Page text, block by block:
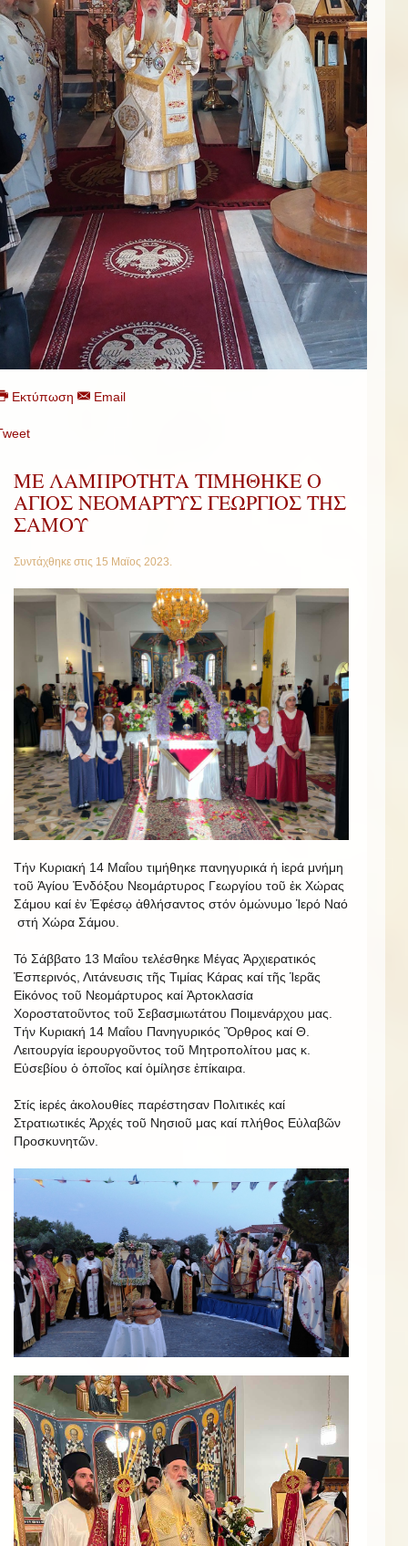
Εκτύπωση Email
ΜΕ ΛΑΜΠΡΟΤΗΤΑ ΤΙΜΗΘΗΚΕ Ο
ΑΓΙΟΣ ΝΕΟΜΑΡΤΥΣ ΓΕΩΡΓΙΟΣ ΤΗΣ
ΣΑΜΟΥ
Συντάχθηκε στις 15 Μαϊος 2023.
Τήν Κυριακή 14 Μαΐου τιμήθηκε πανηγυρικά ἡ ἱερά μνήμη
τοῦ Ἁγίου Ἐνδόξου Νεομάρτυρος Γεωργίου τοῦ ἐκ Χώρας
Σάμου καί ἐν Ἐφέσῳ ἀθλήσαντος στόν ὁμώνυμο Ἱερό Ναό
στή Χώρα Σάμου.
Τό Σάββατο 13 Μαΐου τελέσθηκε Μέγας Ἀρχιερατικός
Ἐσπερινός, Λιτάνευσις τῆς Τιμίας Κάρας καί τῆς Ἱερᾶς
Εἰκόνος τοῦ Νεομάρτυρος καί Ἀρτοκλασία
Χοροστατοῦντος τοῦ Σεβασμιωτάτου Ποιμενάρχου μας.
Τήν Κυριακή 14 Μαΐου Πανηγυρικός Ὂρθρος καί Θ.
Λειτουργία ἱερουργοῦντος τοῦ Μητροπολίτου μας κ.
Εὐσεβίου ὁ ὁποῖος καί ὁμίλησε ἐπίκαιρα.
Στίς ἱερές ἀκολουθίες παρέστησαν Πολιτικές καί
Στρατιωτικές Ἀρχές τοῦ Νησιοῦ μας καί πλήθος Εὐλαβῶν
Προσκυνητῶν.